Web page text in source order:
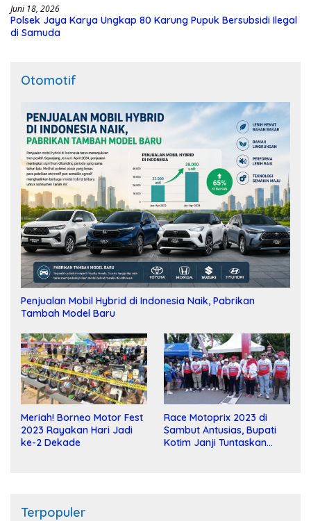
Juni 18, 2026
Polsek Jaya Karya Ungkap 80 Karung Pupuk Bersubsidi Ilegal
di Samuda
Otomotif
Penjualan Mobil Hybrid di Indonesia Naik, Pabrikan
Tambah Model Baru
Meriah! Borneo Motor Fest
2023 Rayakan Hari Jadi
ke-2 Dekade
Race Motoprix 2023 di
Sambut Antusias, Bupati
Kotim Janji Tuntaskan
Terpopuler